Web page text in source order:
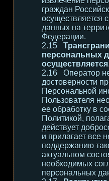
граждан
осуществляется
данных на
Федерации.
персональных
осуществляется.
Оператор
достоверности
Персональной
Пользователя
ее обработку в
Политикой,
действует
и прилагает все
поддержанию
актуальном
необходимых
персональных